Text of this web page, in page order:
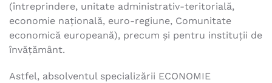
(întreprindere, unitate administrativ-teritorială,
economie națională, euro-regiune, Comunitate
economică europeană), precum şi pentru instituţii de
învăţământ.
Astfel, absolventul specializării ECONOMIE